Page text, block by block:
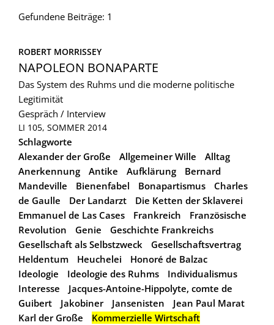
Gefundene Beiträge: 1
ROBERT MORRISSEY
NAPOLEON BONAPARTE
Das System des Ruhms und die moderne politische
Legitimität
Gespräch / Interview
LI 105, SOMMER 2014
Schlagworte
Alexander der Große
Allgemeiner Wille
Alltag
Anerkennung
Antike Aufklärung
Bernard
Mandeville
Bienenfabel Bonapartismus
Charles
de Gaulle
Der Landarzt
Die Ketten der Sklaverei
Emmanuel de Las Cases
Frankreich
Französische
Revolution
Genie
Geschichte Frankreichs
Gesellschaft als Selbstzweck
Gesellschaftsvertrag
Heldentum
Heuchelei
Honoré de Balzac
Ideologie
Ideologie des Ruhms
Individualismus
Interesse
Jacques-Antoine-Hippolyte, comte de
Guibert
Jakobiner Jansenisten
Jean Paul Marat
Karl der Große
Kommerzielle Wirtschaft